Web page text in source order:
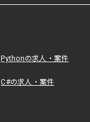
Pythonの求人・案件
C#の求人・案件